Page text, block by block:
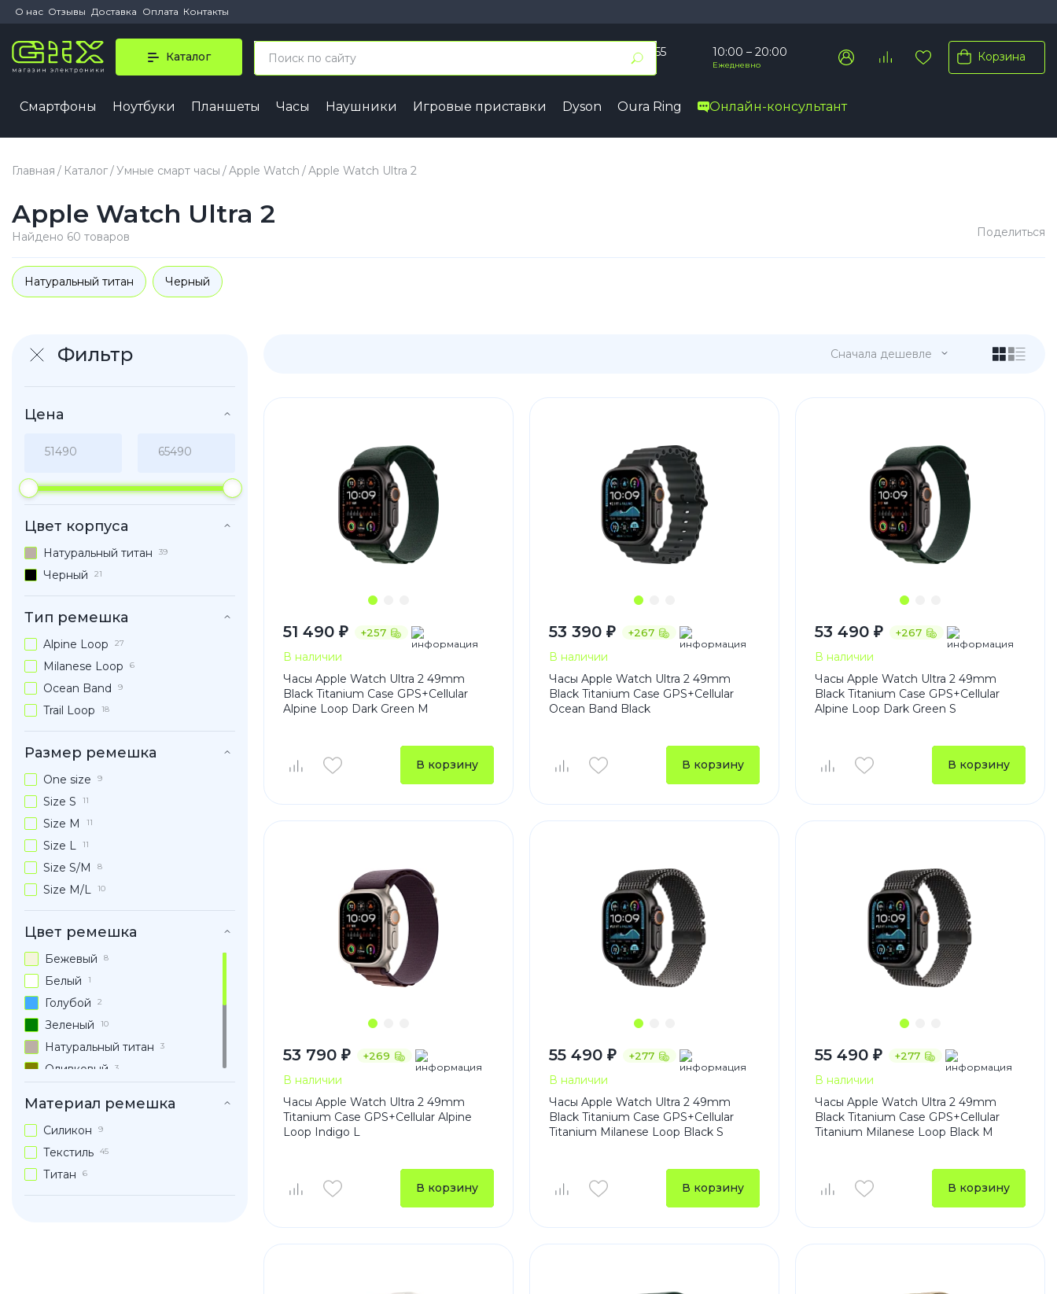
О нас Отзывы Доставка Оплата Контакты
Каталог +7 (495) 055 50 55
Заказать звонок
10:00 – 20:00
Ежедневно
Корзина
Смартфоны Ноутбуки Планшеты Часы Наушники Игровые приставки Dyson Oura Ring
Онлайн-консультант
iPhone 17 Pro Max
iPhone 12
Series Z
Pixel 8
F Series
Honor
Honor 400
Honor 400 Pro
Nothing Redmi Аксессуары
Чехлы
Защитные стекла
Внешние аккумуляторы
Автомобильные держатели
Главная Каталог Умные смарт часы Apple Watch Apple Watch Ultra 2
Apple Watch Ultra 2
Найдено 60 товаров Поделиться
Натуральный титан Черный
Фильтр
Цена
Цвет корпуса
Натуральный титан 39
Черный 21
Тип ремешка
Alpine Loop 27
Milanese Loop 6
Ocean Band 9
Trail Loop 18
Размер ремешка
One size 9
Size S 11
Size M 11
Size L 11
Size S/M 8
Size M/L 10
Цвет ремешка
Бежевый 8
Белый 1
Голубой 2
Зеленый 10
Натуральный титан 3
Оливковый 3
Серый 2
Синий 8
Темно-синий
Фиолетовый
Материал ремешка
Силикон 9
Текстиль 45
Титан 6
Сначала дешевле
51 490 ₽ +257
В наличии
Часы Apple Watch Ultra 2 49mm
Black Titanium Case GPS+Cellular
Alpine Loop Dark Green M
В корзину
53 390 ₽ +267
В наличии
Часы Apple Watch Ultra 2 49mm
Black Titanium Case GPS+Cellular
Ocean Band Black
В корзину
53 490 ₽ +267
В наличии
Часы Apple Watch Ultra 2 49mm
Black Titanium Case GPS+Cellular
Alpine Loop Dark Green S
В корзину
53 790 ₽ +269
В наличии
Часы Apple Watch Ultra 2 49mm
Titanium Case GPS+Cellular Alpine
Loop Indigo L
В корзину
55 490 ₽ +277
В наличии
Часы Apple Watch Ultra 2 49mm
Black Titanium Case GPS+Cellular
Titanium Milanese Loop Black S
В корзину
55 490 ₽ +277
В наличии
Часы Apple Watch Ultra 2 49mm
Black Titanium Case GPS+Cellular
Titanium Milanese Loop Black M
В корзину